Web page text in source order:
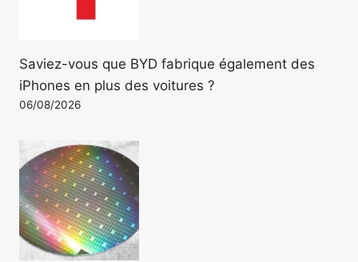
Saviez-vous que BYD fabrique également des
iPhones en plus des voitures ?
06/08/2026